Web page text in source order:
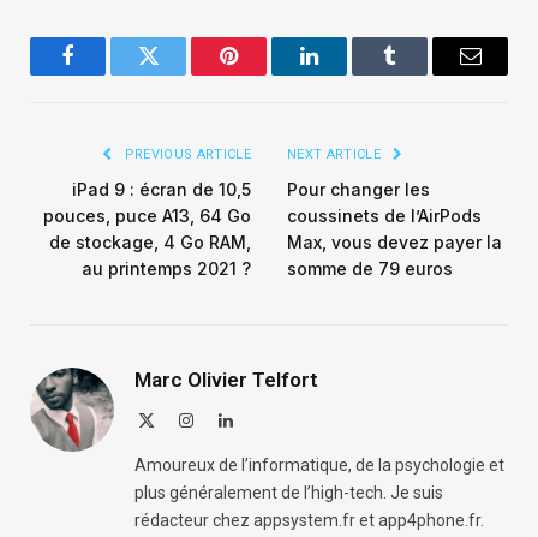
FacebookTwitter Pinterest LinkedInTumblr Email
PREVIOUS ARTICLE
iPad 9 : écran de 10,5
pouces, puce A13, 64 Go
de stockage, 4 Go RAM,
au printemps 2021 ?
NEXT ARTICLE
Pour changer les
coussinets de l’AirPods
Max, vous devez payer la
somme de 79 euros
Marc Olivier Telfort
InstagramLinkedIn
Amoureux de l’informatique, de la psychologie et
plus généralement de l’high-tech. Je suis
rédacteur chez appsystem.fr et app4phone.fr.